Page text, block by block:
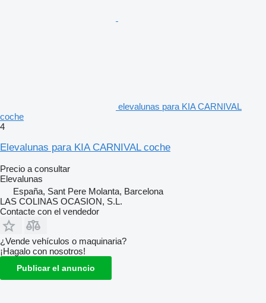
elevalunas para KIA CARNIVAL
coche
4
Elevalunas para KIA CARNIVAL coche
Precio a consultar
Elevalunas
España, Sant Pere Molanta, Barcelona
LAS COLINAS OCASION, S.L.
Contacte con el vendedor
¿Vende vehículos o maquinaria?
¡Hagalo con nosotros!
Publicar el anuncio